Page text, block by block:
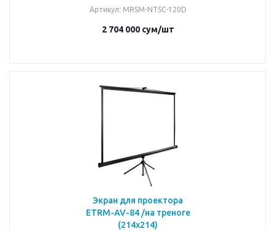
Артикул: MRSM-NTSC-120D
2 704 000сум/шт
Экран для проектора
ETRM-AV-84 /на треноге
(214x214)